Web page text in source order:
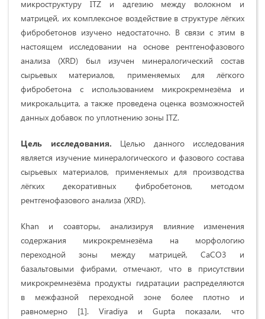
микроструктуру ITZ и адгезию между волокном и
матрицей, их комплексное воздействие в структуре лёгких
фибробетонов изучено недостаточно. В связи с этим в
настоящем исследовании на основе рентгенофазового
анализа (XRD) был изучен минералогический состав
сырьевых материалов, применяемых для лёгкого
фибробетона с использованием микрокремнезёма и
микрокальцита, а также проведена оценка возможностей
данных добавок по уплотнению зоны ITZ.
Цель исследования. Целью данного исследования
является изучение минералогического и фазового состава
сырьевых материалов, применяемых для производства
лёгких декоративных фибробетонов, методом
рентгенофазового анализа (XRD).
Khan и соавторы, анализируя влияние изменения
содержания микрокремнезёма на морфологию
переходной зоны между матрицей, CaCO3 и
базальтовыми фибрами, отмечают, что в присутствии
микрокремнезёма продукты гидратации распределяются
в межфазной переходной зоне более плотно и
равномерно [1]. Viradiya и Gupta показали, что